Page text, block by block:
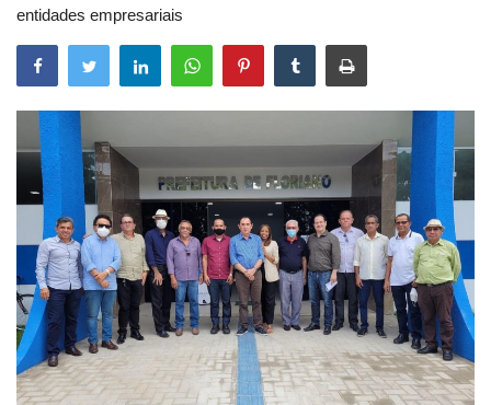
Mural de Licitações
Notícias
Vídeos
Webmail
Contato
entidades empresariais